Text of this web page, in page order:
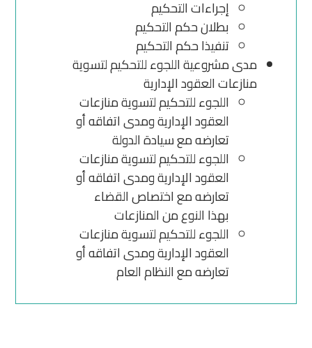
إجراءات التحكيم
بطلان حكم التحكيم
تنفيذا حكم التحكيم
مدى مشروعية اللجوء للتحكيم لتسوية
منازعات العقود الإدارية
اللجوء للتحكيم لتسوية منازعات
العقود الإدارية ومدى اتفاقه أو
تعارضه مع سيادة الدولة
اللجوء للتحكيم لتسوية منازعات
العقود الإدارية ومدى اتفاقه أو
تعارضه مع اختصاص القضاء
بهذا النوع من المنازعات
اللجوء للتحكيم لتسوية منازعات
العقود الإدارية ومدى اتفاقه أو
تعارضه مع النظام العام